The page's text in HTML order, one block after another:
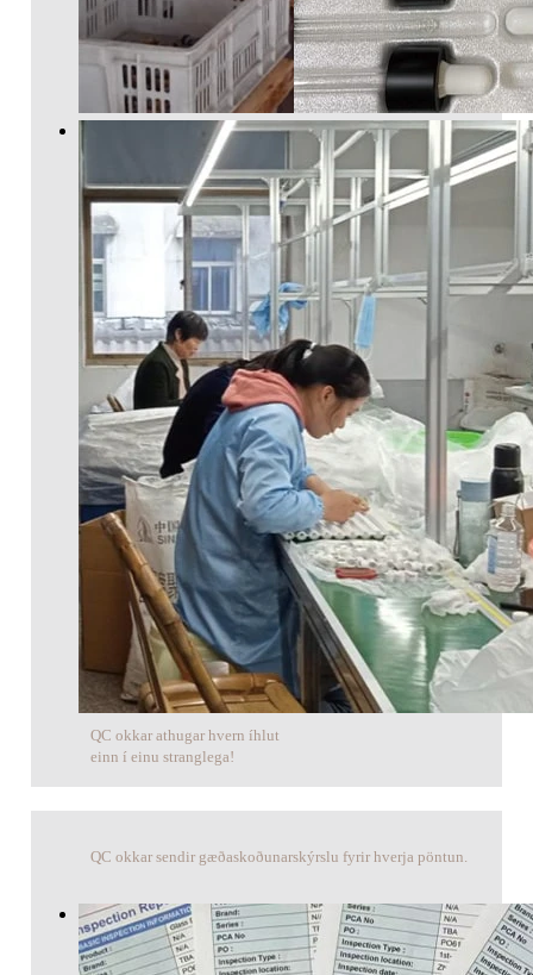
QC okkar athugar hvern íhlut
einn í einu stranglega!
QC okkar sendir gæðaskoðunarskýrslu fyrir hverja pöntun.